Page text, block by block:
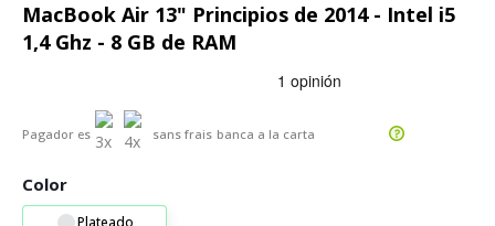
MacBook Air 13" Principios de 2014 - Intel i5
1,4 Ghz - 8 GB de RAM
Pagador es sans frais banca a la carta
Color
Plateado